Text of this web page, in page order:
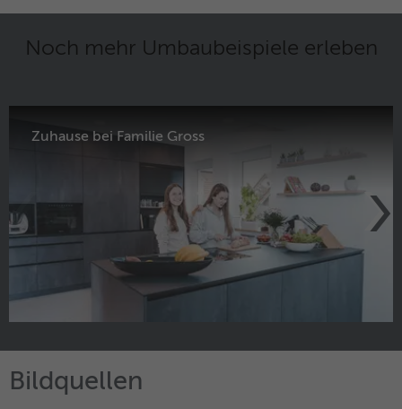
Noch mehr Umbaubeispiele erleben
Zuhause bei Familie Gross
Bildquellen